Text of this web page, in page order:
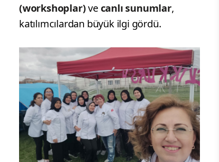
(workshoplar)ve canlı sunumlar,
katılımcılardan büyük ilgi gördü.